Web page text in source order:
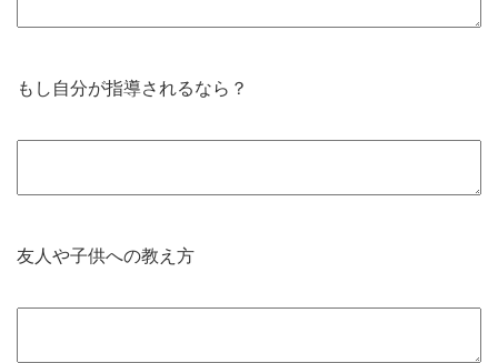
もし自分が指導されるなら？
友人や子供への教え方